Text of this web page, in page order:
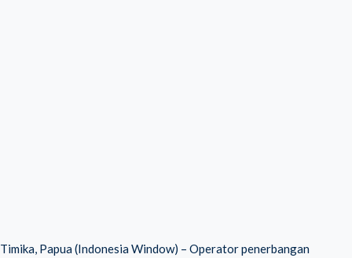
Timika, Papua (Indonesia Window) – Operator penerbangan